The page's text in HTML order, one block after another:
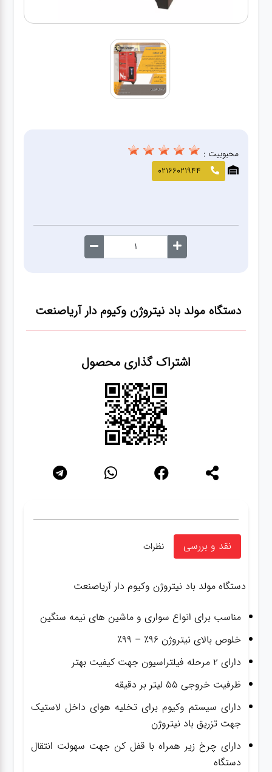
دیاگ
لوازم
معاینه
دستگاه مولد باد نیتروژن وکیوم دار آریاصنعت
اشتراک گذاری محصول
محبوبیت :
02166021944
نقد و بررسی نظرات
دستگاه مولد باد نیتروژن وکیوم دار آریاصنعت
مناسب برای انواع سواری و ماشین های نیمه سنگین
خلوص بالای نیتروژن ۹۶٪ – ۹۹٪
دارای ۲ مرحله فیلتراسیون جهت کیفیت بهتر
ظرفیت خروجی ۵۵ لیتر بر دقیقه
دارای سیستم وکیوم برای تخلیه هوای داخل لاستیک
جهت تزریق باد نیتروژن
دارای چرخ زیر همراه با قفل کن جهت سهولت انتقال
دستگاه